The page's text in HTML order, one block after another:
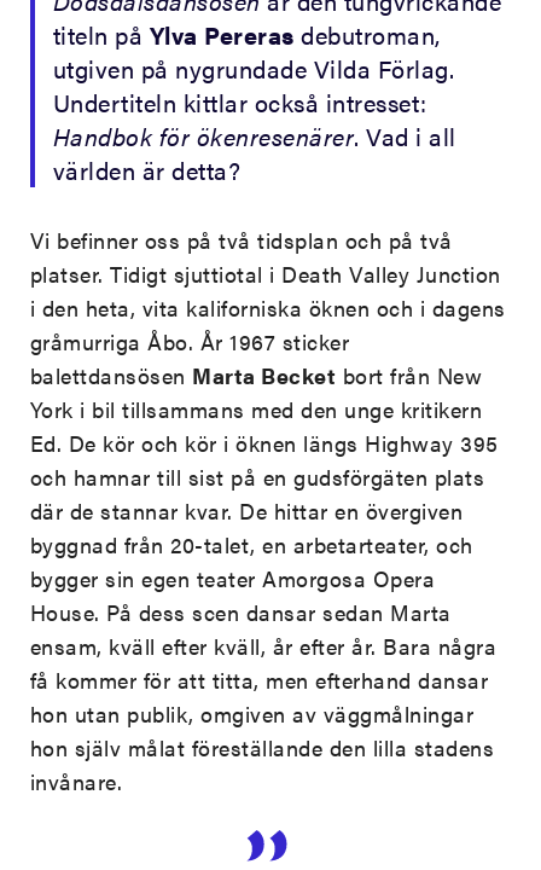
titeln på Ylva Pereras debutroman,
utgiven på nygrundade Vilda Förlag.
Undertiteln kittlar också intresset:
Handbok för ökenresenärer. Vad i all
världen är detta?
Vi befinner oss på två tidsplan och på två
platser. Tidigt sjuttiotal i Death Valley Junction
i den heta, vita kaliforniska öknen och i dagens
gråmurriga Åbo. År 1967 sticker
balettdansösen Marta Becket bort från New
York i bil tillsammans med den unge kritikern
Ed. De kör och kör i öknen längs Highway 395
och hamnar till sist på en gudsförgäten plats
där de stannar kvar. De hittar en övergiven
byggnad från 20-talet, en arbetarteater, och
bygger sin egen teater Amorgosa Opera
House. På dess scen dansar sedan Marta
ensam, kväll efter kväll, år efter år. Bara några
få kommer för att titta, men efterhand dansar
hon utan publik, omgiven av väggmålningar
hon själv målat föreställande den lilla stadens
invånare.